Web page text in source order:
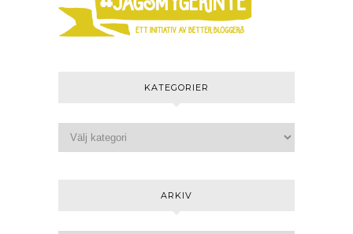
KATEGORIER
ARKIV